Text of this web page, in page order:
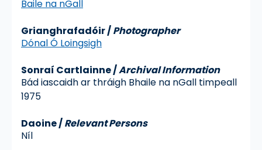
Baile na nGall
Grianghrafadóir/Photographer
Dónal Ó Loingsigh
Sonraí Cartlainne/Archival Information
Bád iascaidh ar thráigh Bhaile na nGall timpeall
1975
Daoine /Relevant Persons
Níl